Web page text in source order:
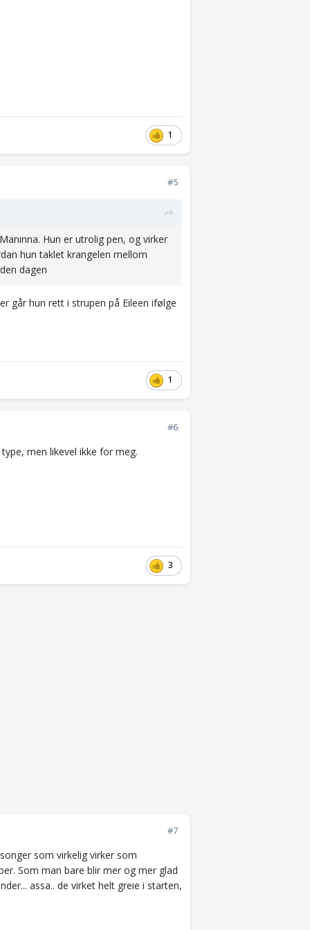
1
#5
Hun er utrolig pen, og virker
hun taklet krangelen mellom
dagen
går hun rett i strupen på Eileen ifølge
1
#6
men likevel ikke for meg.
3
#7
som virkelig virker som
Som man bare blir mer og mer glad
assa.. de virket helt greie i starten,